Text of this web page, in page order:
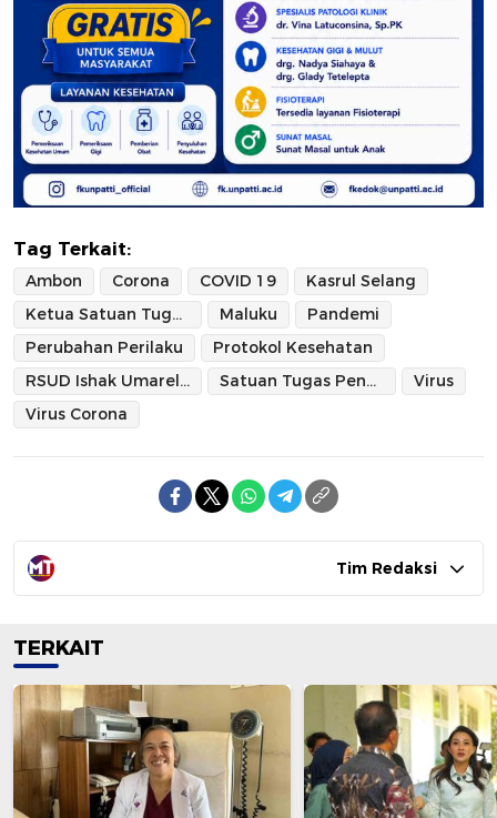
Tag Terkait:
Ambon Corona COVID 19
Kasrul Selang
Ketua Satuan Tugas Penanganan Covid-19 Provinsi Maluku
Maluku
Pandemi
Perubahan Perilaku
Protokol Kesehatan
RSUD Ishak Umarella
Satuan Tugas Penanganan Covid-19 Provinsi Maluku
Virus
Virus Corona
Tim Redaksi
TERKAIT